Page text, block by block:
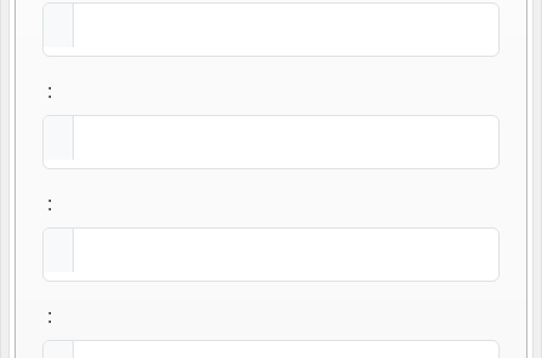
:
:
: